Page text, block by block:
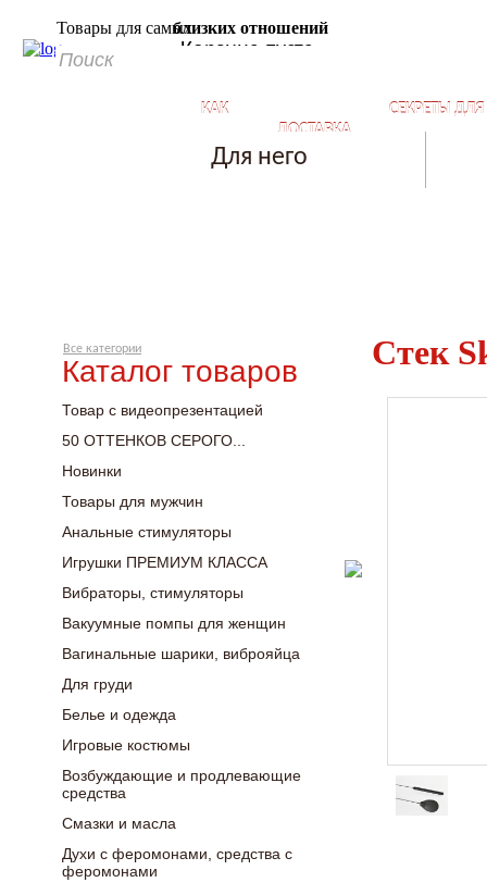
Товары для самыхблизких отношений
КАК
КУПИТЬ?
ДОСТАВКА
СЕКРЕТЫ
Для него
Корзина пуста
Все категории
Каталог товаров
Товар с видеопрезентацией
50 ОТТЕНКОВ СЕРОГО...
Новинки
Товары для мужчин
Анальные стимуляторы
Игрушки ПРЕМИУМ КЛАССА
Вибраторы, стимуляторы
Вакуумные помпы для женщин
Вагинальные шарики, виброяйца
Для груди
Белье и одежда
Игровые костюмы
Возбуждающие и продлевающие
средства
Смазки и масла
Духи с феромонами, средства с
феромонами
Стек